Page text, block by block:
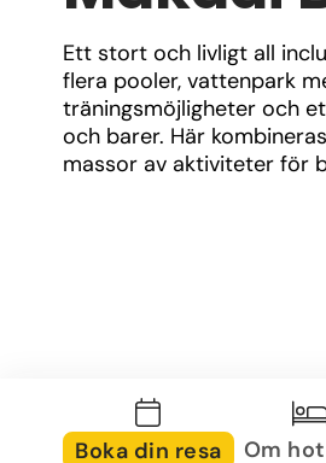
Ett stort och livligt all
flera pooler, vattenpark
träningsmöjligheter och
och barer. Här
massor av aktiviteter för
Boka din resa Om